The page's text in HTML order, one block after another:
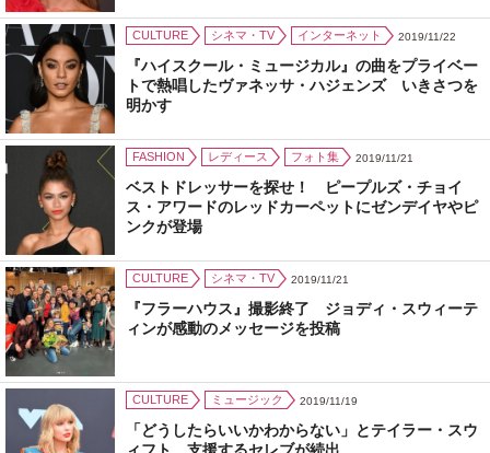
CULTURE シネマ・TV インターネット 2019/11/22
『ハイスクール・ミュージカル』の曲をプライベー
トで熱唱したヴァネッサ・ハジェンズ いきさつを
明かす
FASHION レディース フォト集 2019/11/21
ベストドレッサーを探せ！ ピープルズ・チョイ
ス・アワードのレッドカーペットにゼンデイヤやピ
ンクが登場
CULTURE シネマ・TV 2019/11/21
『フラーハウス』撮影終了 ジョディ・スウィーテ
ィンが感動のメッセージを投稿
CULTURE ミュージック 2019/11/19
「どうしたらいいかわからない」とテイラー・スウ